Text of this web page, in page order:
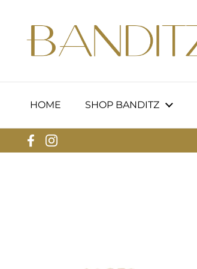
HOME SHOP BANDITZ
Facebook
Instagram